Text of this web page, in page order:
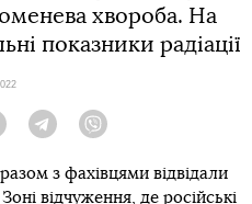
хвороба. На
показники радіації
Twitter TelegramViber
з фахівцями відвідали
відчуження, де російські